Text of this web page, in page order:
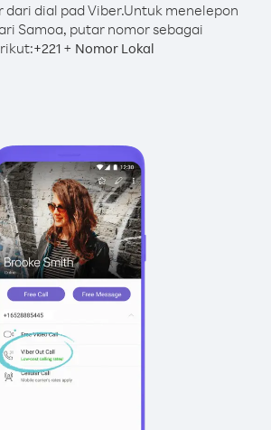
dial pad Viber.Untuk menelepon
Samoa, putar nomor sebagai
+221+ Nomor Lokal